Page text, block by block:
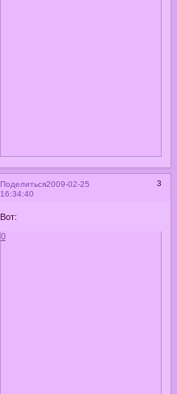
Поделиться 3
2009-02-25
16:34:40
Вот:
0